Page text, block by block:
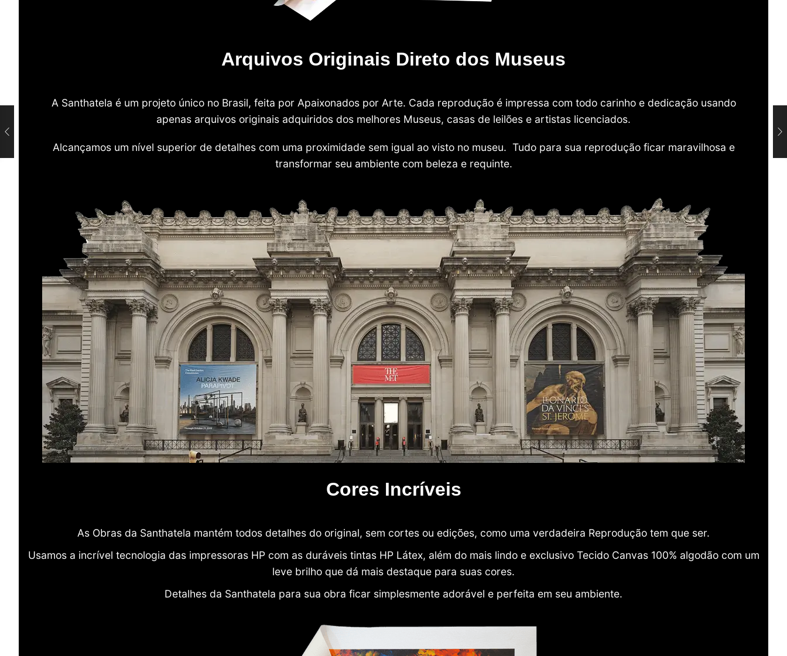
Arquivos Originais Direto dos Museus
A Santhatela é um projeto único no Brasil, feita por Apaixonados por Arte. Cada reprodução é impressa com todo carinho e dedicação usando
apenas arquivos originais adquiridos dos melhores Museus, casas de leilões e artistas licenciados.
Alcançamos um nível superior de detalhes com uma proximidade sem igual ao visto no museu. Tudo para sua reprodução ficar maravilhosa e
transformar seu ambiente com beleza e requinte.
Cores Incríveis
As Obras da Santhatela mantém todos detalhes do original, sem cortes ou edições, como uma verdadeira Reprodução tem que ser.
Usamos a incrível tecnologia das impressoras HP com as duráveis tintas HP Látex, além do mais lindo e exclusivo Tecido Canvas 100% algodão com um
leve brilho que dá mais destaque para suas cores.
Detalhes da Santhatela para sua obra ficar simplesmente adorável e perfeita em seu ambiente.